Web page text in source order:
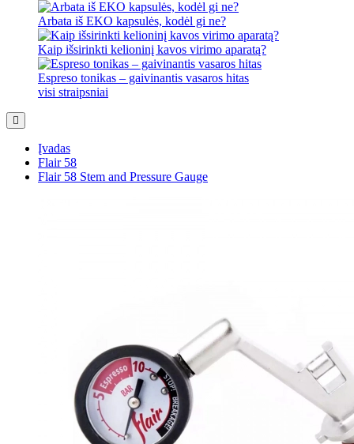
Arbata iš EKO kapsulės, kodėl gi ne?
Kaip išsirinkti kelioninį kavos virimo aparatą?
Espreso tonikas – gaivinantis vasaros hitas
visi straipsniai
Įvadas
Flair 58
Flair 58 Stem and Pressure Gauge